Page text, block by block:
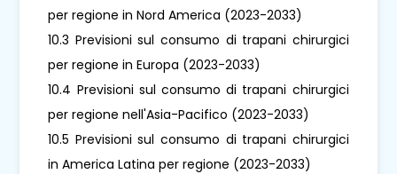
per regione in Nord America (2023-2033)
10.3 Previsioni sul consumo di trapani chirurgici
per regione in Europa (2023-2033)
10.4 Previsioni sul consumo di trapani chirurgici
per regione nell'Asia-Pacifico (2023-2033)
10.5 Previsioni sul consumo di trapani chirurgici
in America Latina per regione (2023-2033)